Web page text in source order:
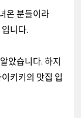
온 분들이라
니다.
았습니다. 하지
키키의 맛집 입